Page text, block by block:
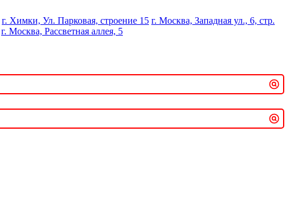
г. Химки, Ул. Парковая, строение 15 г. Москва, Западная ул., 6, стр.
г. Москва, Рассветная аллея, 5